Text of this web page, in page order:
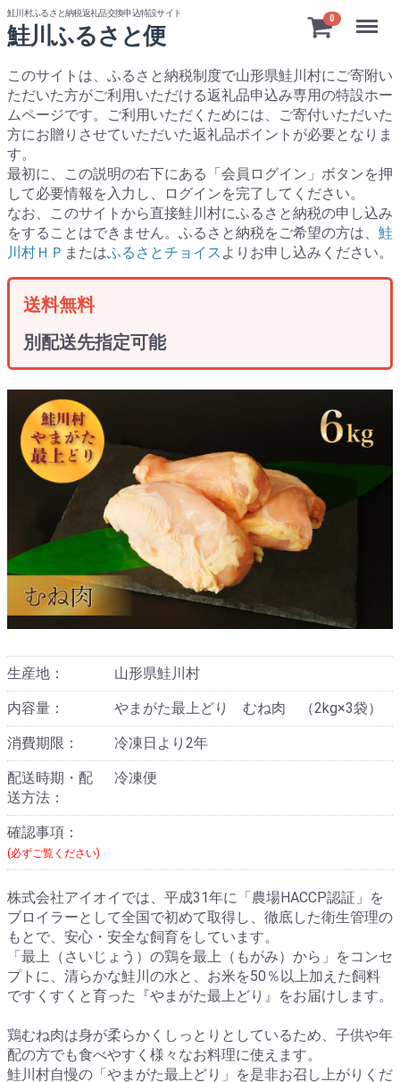
鮭川村ふるさと納税返礼品交換申込特設サイト
鮭川ふるさと便
このサイトは、ふるさと納税制度で山形県鮭川村にご寄附い
ただいた方がご利用いただける返礼品申込み専用の特設ホー
ムページです。
ご利用いただくためには、ご寄付いただいた
方にお贈りさせていただいた返礼品ポイントが必要となりま
す。
最初に、この説明の右下にある「会員ログイン」ボタンを押
して必要情報を入力し、ログインを完了してください。
なお、このサイトから直接鮭川村にふるさと納税の申し込み
をすることはできません。ふるさと納税をご希望の方は、 鮭
川村ＨＰ またはふるさとチョイス よりお申し込みください。
0
送料無料
別配送先指定可能
Menu
生産地： 山形県鮭川村
内容量： やまがた最上どり むね肉 （2kg×3袋）
消費期限： 冷凍日より2年
配送時期・配
送方法：
冷凍便
確認事項：
(必ずご覧ください)
株式会社アイオイでは、平成31年に「農場HACCP認証」を
ブロイラーとして全国で初めて取得し、徹底した衛生管理の
もとで、安心・安全な飼育をしています。
「最上（さいじょう）の鶏を最上（もがみ）から」をコンセ
プトに、清らかな鮭川の水と、お米を50％以上加えた飼料
ですくすくと育った『やまがた最上どり』をお届けします。
鶏むね肉は身が柔らかくしっとりとしているため、子供や年
配の方でも食べやすく様々なお料理に使えます。
鮭川村自慢の「やまがた最上どり」を是非お召し上がりくだ